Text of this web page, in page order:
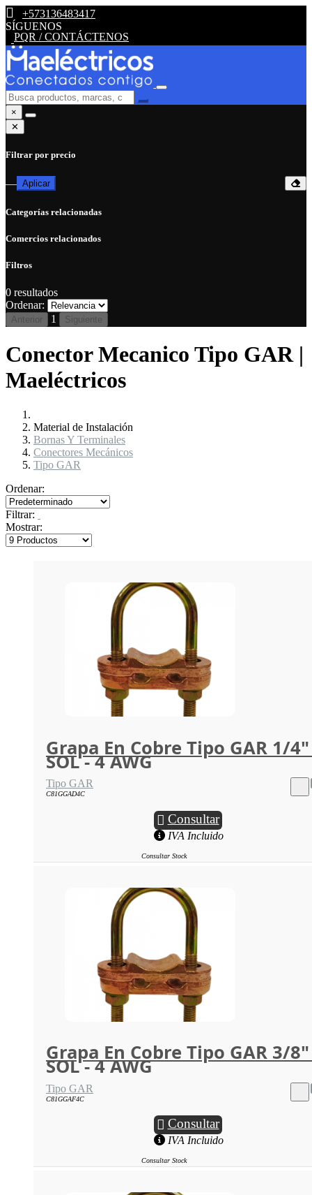
+573136483417
SÍGUENOS
PQR / CONTÁCTENOS
×
✕
Filtrar por precio
— Aplicar
Categorías relacionadas
Comercios relacionados
Filtros
0 resultados
Ordenar:
Anterior 1 Siguiente
Conector Mecanico Tipo GAR |
Maeléctricos
Material de Instalación
Bornas Y Terminales
Conectores Mecánicos
Tipo GAR
Ordenar:
Filtrar:
Mostrar:
Grapa En Cobre Tipo GAR 1/
SOL - 4 AWG
Tipo GAR
C81GGAD4C
Consultar
IVA Incluido
Consultar Stock
Grapa En Cobre Tipo GAR 3/
SOL - 4 AWG
Tipo GAR
C81GGAF4C
Consultar
IVA Incluido
Consultar Stock